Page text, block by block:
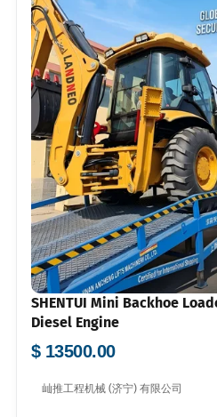
SHENTUI Mini Backhoe
Diesel Engine
$ 13500.00
屾推工程机械 (济宁) 有限公司